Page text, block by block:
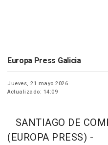
Europa Press Galicia
Jueves, 21 mayo 2026
Actualizado: 14:09
SANTIAGO DE
(EUROPA PRESS) -